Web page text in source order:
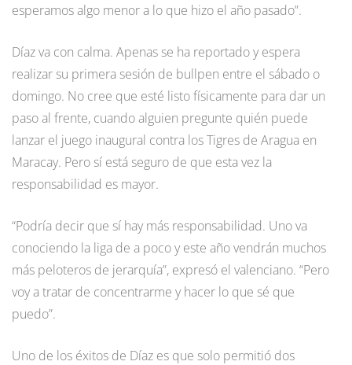
esperamos algo menor a lo que hizo el año pasado”.
Díaz va con calma. Apenas se ha reportado y espera
realizar su primera sesión de bullpen entre el sábado o
domingo. No cree que esté listo físicamente para dar un
paso al frente, cuando alguien pregunte quién puede
lanzar el juego inaugural contra los Tigres de Aragua en
Maracay. Pero sí está seguro de que esta vez la
responsabilidad es mayor.
“Podría decir que sí hay más responsabilidad. Uno va
conociendo la liga de a poco y este año vendrán muchos
más peloteros de jerarquía”, expresó el valenciano. “Pero
voy a tratar de concentrarme y hacer lo que sé que
puedo”.
Uno de los éxitos de Díaz es que solo permitió dos